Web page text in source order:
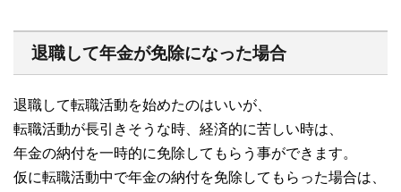
退職して年金が免除になった場合
退職して転職活動を始めたのはいいが、
転職活動が長引きそうな時、経済的に苦しい時は、
年金の納付を一時的に免除してもらう事ができます。
仮に転職活動中で年金の納付を免除してもらった場合は、